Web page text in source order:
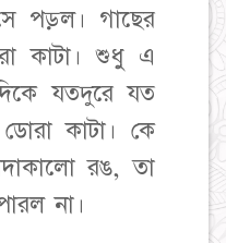
পড়ল। গাছের
কাটা। শুধু এ
যতদুরে যত
কাটা। কে
রঙ, তা
না।